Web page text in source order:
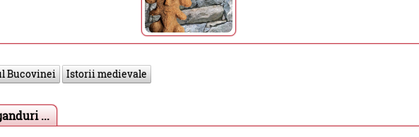
Bucovinei Istorii medievale
...